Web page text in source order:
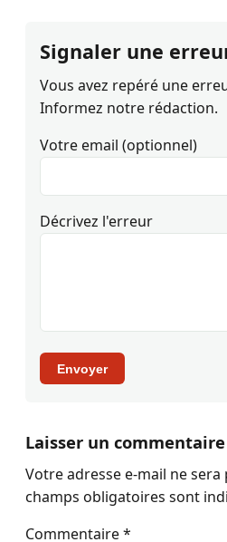
Signaler une
Vous avez repéré une
Informez notre rédaction.
Votre email (optionnel)
Décrivez l'erreur
Envoyer
Laisser un commentaire
Votre adresse e-mail ne sera
champs obligatoires sont
Commentaire*